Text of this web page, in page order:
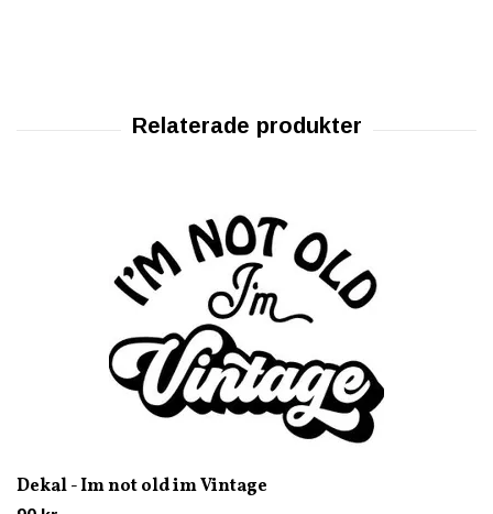
Dekal - Im not old im Vintage